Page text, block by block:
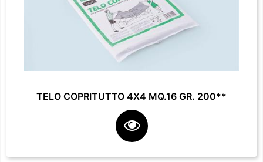
TELO COPRITUTTO 4X4 MQ.16 GR. 200**